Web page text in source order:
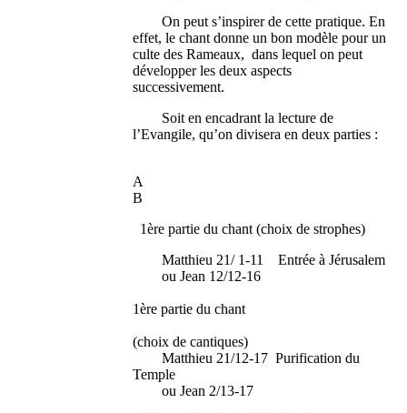
On peut s’inspirer de cette pratique. En
effet, le chant donne un bon modèle pour un
culte des Rameaux, dans lequel on peut
développer les deux aspects
successivement.
Soit en encadrant la lecture de
l’Evangile, qu’on divisera en deux parties :
A
B
1ère partie du chant (choix de strophes)
Matthieu 21/ 1-11 Entrée à Jérusalem
ou Jean 12/12-16
1ère partie du chant
(choix de cantiques)
Matthieu 21/12-17 Purification du
Temple
ou Jean 2/13-17